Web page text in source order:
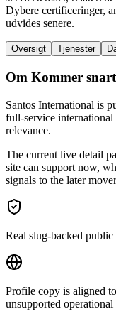
Dybere certificeringer,
udvides senere.
Oversigt Tjenester
Om Kommer snart
Santos International is
full-service
relevance.
The current live detail
site can support now,
signals to the later
Real slug-backed public
Profile copy is aligned
unsupported operational